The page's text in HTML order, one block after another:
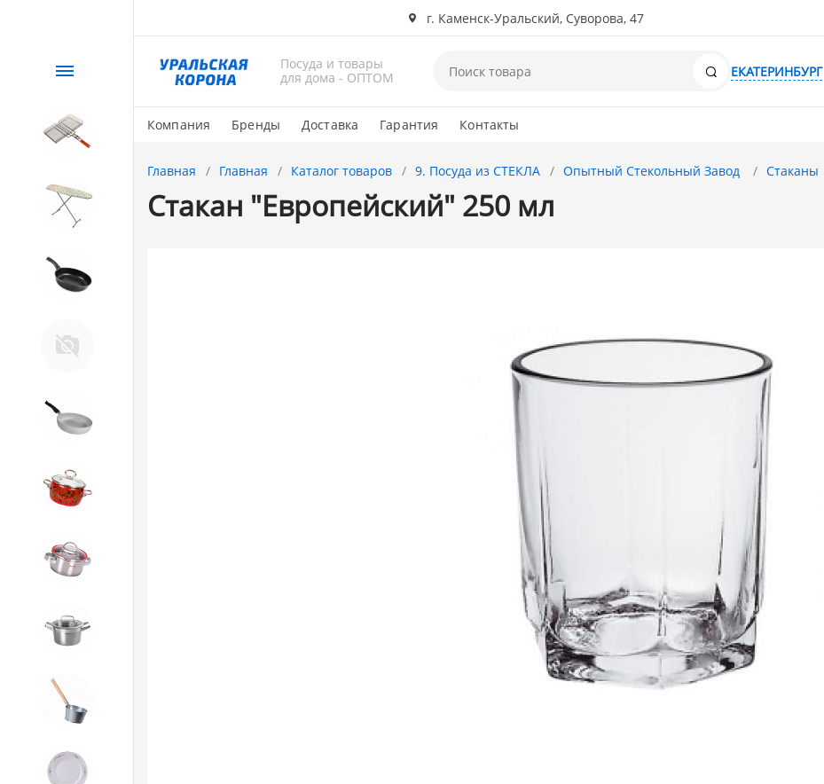
г. Каменск-Уральский, Суворова, 47
Посуда и товары
для дома - ОПТОМ
Поиск
ЕКАТЕРИНБУРГ
Компания Бренды Доставка Гарантия Контакты
Каталог
СЕЗОННЫЙ товар
1. Завод Исток
Главная Главная Каталог товаров 9. Посуда из СТЕКЛА Опытный Стекольный Завод Стаканы
Стакан "Европейский" 250 мл